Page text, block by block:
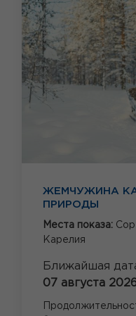
ЖЕМЧУЖИНА
ПРИРОДЫ
Места показа:
Карелия
Ближайшая
07 августа